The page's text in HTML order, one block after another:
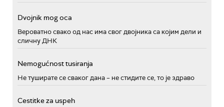
Dvojnik mog oca
Вероватно свако од нас има свог двојника са којим дели и
сличну ДНК
Nemogućnost tusiranja
Не туширате се сваког дана – не стидите се, то је здраво
Cestitke za uspeh